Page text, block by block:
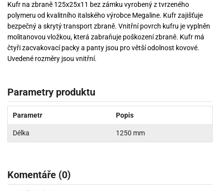
Kufr na zbraně 125x25x11 bez zámku vyrobený z tvrzeného
polymeru od kvalitního italského výrobce Megaline. Kufr zajišťuje
bezpečný a skrytý transport zbraně. Vnitřní povrch kufru je vyplněn
molitanovou vložkou, která zabraňuje poškození zbraně. Kufr má
čtyři zacvakovací packy a panty jsou pro větší odolnost kovové.
Uvedené rozměry jsou vnitřní.
Parametry produktu
Parametr Popis
Délka 1250 mm
Komentáře (0)